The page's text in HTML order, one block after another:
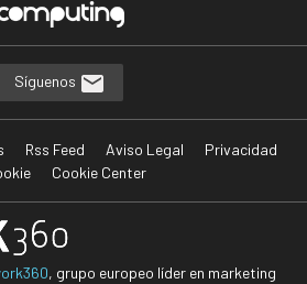
Síguenos
Rss Feed Aviso Legal
Privacidad
Cookie Center
, grupo europeo líder en marketing